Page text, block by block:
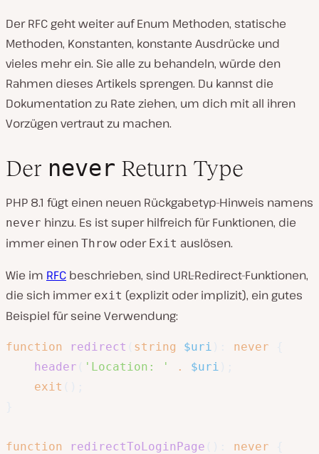
Der RFC geht weiter auf Enum Methoden, statische
Methoden, Konstanten, konstante Ausdrücke und
vieles mehr ein. Sie alle zu behandeln, würde den
Rahmen dieses Artikels sprengen. Du kannst die
Dokumentation zu Rate ziehen, um dich mit all ihren
Vorzügen vertraut zu machen.
Der never Return Type
PHP 8.1 fügt einen neuen Rückgabetyp-Hinweis namens
never hinzu. Es ist super hilfreich für Funktionen, die
immer einen Throw oder Exit auslösen.
Wie im RFC beschrieben, sind URL-Redirect-Funktionen,
die sich immer exit (explizit oder implizit), ein gutes
Beispiel für seine Verwendung:
function redirect string $uri never
header
'Location: ' . $uri
exit
function redirectToLoginPage never